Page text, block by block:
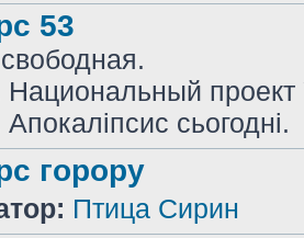
53
проект
сьогодні.
горору
Птица Сирин